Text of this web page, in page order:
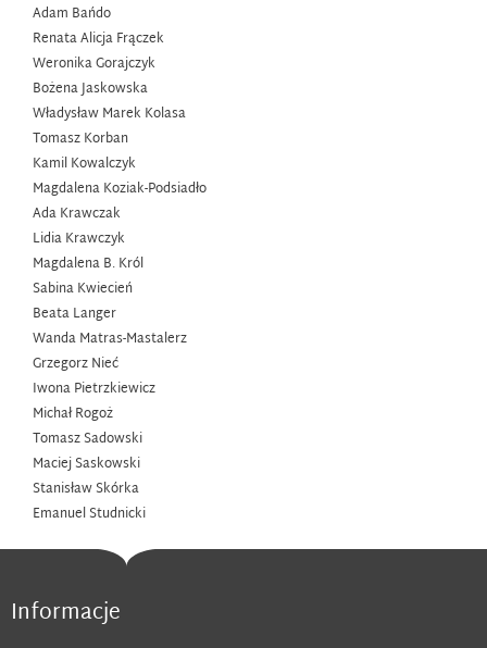
Adam Bańdo
Renata Alicja Frączek
Weronika Gorajczyk
Bożena Jaskowska
Władysław Marek Kolasa
Tomasz Korban
Kamil Kowalczyk
Magdalena Koziak-Podsiadło
Ada Krawczak
Lidia Krawczyk
Magdalena B. Król
Sabina Kwiecień
Beata Langer
Wanda Matras-Mastalerz
Grzegorz Nieć
Iwona Pietrzkiewicz
Michał Rogoż
Tomasz Sadowski
Maciej Saskowski
Stanisław Skórka
Emanuel Studnicki
Informacje